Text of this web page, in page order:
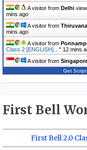
A visitor from Delhi
mins ago
A visitor from
mins ago
A visitor from
Class 2 [ENGLISH]… " 12 mins
A visitor from
Get Script
First Bell
First Bell 2.0